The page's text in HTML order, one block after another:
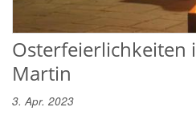
Osterfeierlichkeiten
Martin
3. Apr. 2023